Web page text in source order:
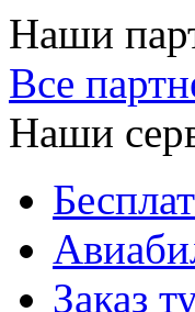
Наши
Все
Наши
Заказ